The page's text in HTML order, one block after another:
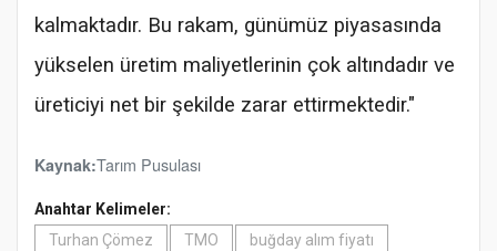
kalmaktadır. Bu rakam, günümüz piyasasında
yükselen üretim maliyetlerinin çok altındadır ve
üreticiyi net bir şekilde zarar ettirmektedir."
Kaynak:Tarım Pusulası
Anahtar Kelimeler:
Turhan Çömez
TMO buğday alım fiyatı